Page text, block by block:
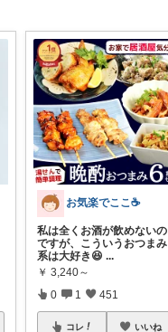
お気楽でここ☕️
私は全くお酒が飲めないの
ですが、こういうおつまみ
系は大好き😆...
￥ 3,240～
0 1 451
コレ いいね